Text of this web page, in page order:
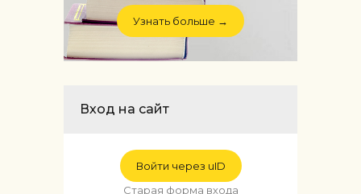
Узнать больше →
Вход на сайт
Войти через uID
Старая форма входа